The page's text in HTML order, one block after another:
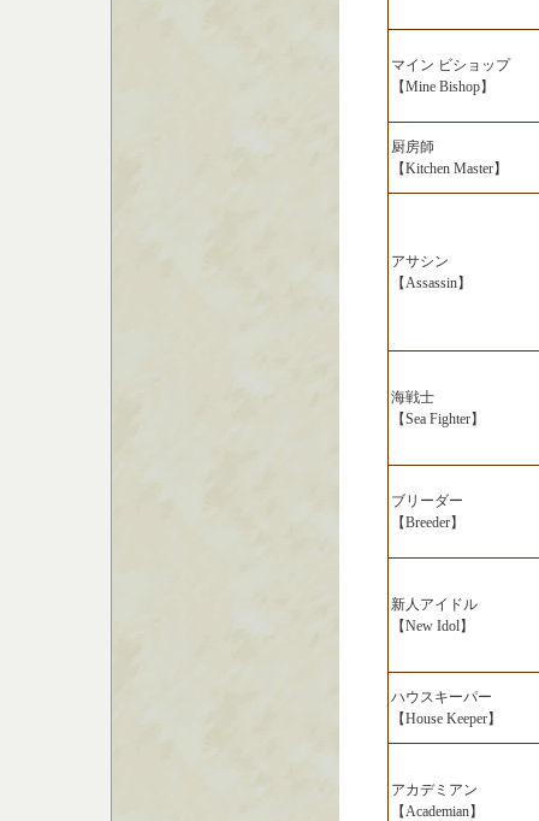
マイン ビショップ
【Mine Bishop】
厨房師
【Kitchen Master】
アサシン
【Assassin】
海戦士
【Sea Fighter】
ブリーダー
【Breeder】
新人アイドル
【New Idol】
ハウスキーパー
【House Keeper】
アカデミアン
【Academian】